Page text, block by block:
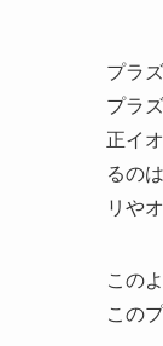
プラ
プラ
正イ
るの
リや
この
この